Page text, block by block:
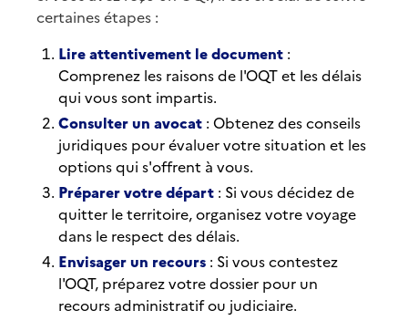
certaines étapes :
Lire attentivement le document :
Comprenez les raisons de l'OQT et les délais
qui vous sont impartis.
Consulter un avocat : Obtenez des conseils
juridiques pour évaluer votre situation et les
options qui s'offrent à vous.
Préparer votre départ : Si vous décidez de
quitter le territoire, organisez votre voyage
dans le respect des délais.
Envisager un recours : Si vous contestez
l'OQT, préparez votre dossier pour un
recours administratif ou judiciaire.